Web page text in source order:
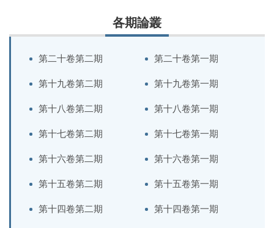
各期論叢
第二十卷第二期 第二十卷第一期
第十九卷第二期 第十九卷第一期
第十八卷第二期 第十八卷第一期
第十七卷第二期 第十七卷第一期
第十六卷第二期 第十六卷第一期
第十五卷第二期 第十五卷第一期
第十四卷第二期 第十四卷第一期